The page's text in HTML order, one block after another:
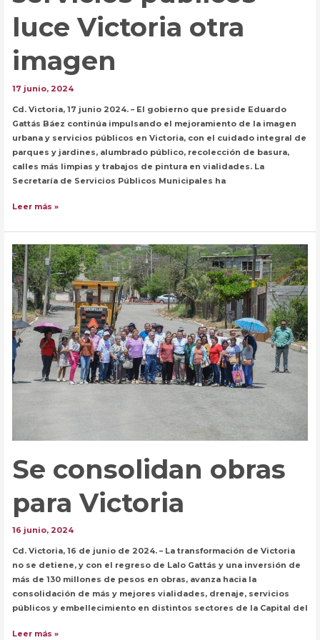
luce Victoria otra
imagen
17 junio, 2024
Cd. Victoria, 17 junio 2024. – El gobierno que preside Eduardo
Gattás Báez continúa impulsando el mejoramiento de la imagen
urbana y servicios públicos en Victoria, con el cuidado integral de
parques y jardines, alumbrado público, recolección de basura,
calles más limpias y trabajos de pintura en vialidades. La
Secretaría de Servicios Públicos Municipales ha
Con
y
mejores
servicios
públicos
luce
Victoria
otra
imagen
Leer más »
Se consolidan obras
para Victoria
16 junio, 2024
Cd. Victoria, 16 de junio de 2024. – La transformación de Victoria
no se detiene, y con el regreso de Lalo Gattás y una inversión de
más de 130 millones de pesos en obras, avanza hacia la
consolidación de más y mejores vialidades, drenaje, servicios
públicos y embellecimiento en distintos sectores de la Capital del
Se
Leer más »